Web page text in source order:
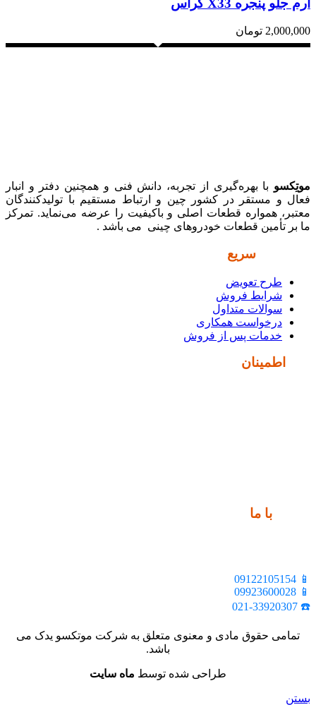
2,000,000 تومان
موتِکسو با بهره‌گیری از تجربه، دانش فنی و همچنین دفتر و انبار
فعال و مستقر در کشور چین و ارتباط مستقیم با تولیدکنندگان
معتبر، همواره قطعات اصلی و باکیفیت را عرضه می‌نماید. تمرکز
ما بر تأمین قطعات خودروهای چینی می باشد .
سریع
طرح تعویض
شرایط فروش
سوالات متداول
درخواست همکاری
خدمات پس از فروش
اطمینان
با ما
📱 09122105154
📱 09923600028
☎️ 021-33920307
تمامی حقوق مادی و معنوی متعلق به شرکت موتکسو یدک می
باشد.
طراحی شده توسط ماه سایت
بستن